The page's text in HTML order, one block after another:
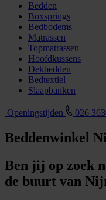
Bedden
Boxsprings
Bedbodems
Matrassen
Topmatrassen
Hoofdkussens
Dekbedden
Bedtextiel
Slaapbanken
Openingstijden 026
Beddenwinkel
Ben jij op zoek
de buurt van